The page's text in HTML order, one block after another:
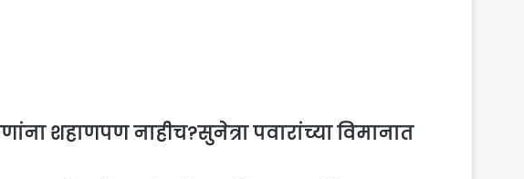
शहाणपण नाहीच?सुनेत्रा पवारांच्या विमानात